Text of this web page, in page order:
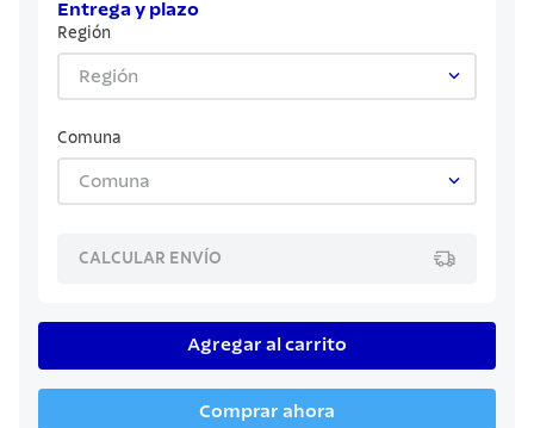
Entrega y plazo
Región
Región
Comuna
Comuna
CALCULAR ENVÍO
Agregar al carrito
Comprar ahora